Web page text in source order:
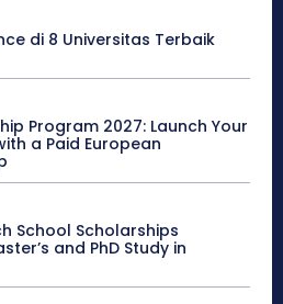
di 8 Universitas Terbaik
Program 2027: Launch Your
a Paid European
School Scholarships
and PhD Study in